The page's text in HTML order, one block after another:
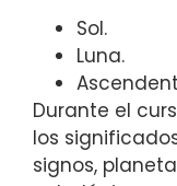
Sol.
Luna.
Durante el
los
signos,